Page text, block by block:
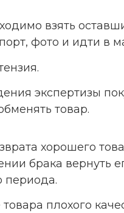
взять
фото и идти в
экспертизы
товар.
хорошего
брака вернуть
периода.
плохого